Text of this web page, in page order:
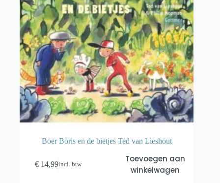
Boer Boris en de bietjes Ted van Lieshout
€ 14,99incl. btw
Toevoegen aan
winkelwagen